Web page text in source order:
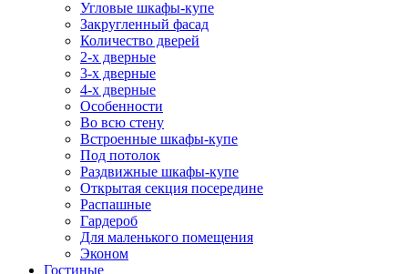
Угловые шкафы-купе
Закругленный фасад
Количество дверей
2-х дверные
3-х дверные
4-х дверные
Особенности
Во всю стену
Встроенные шкафы-купе
Под потолок
Раздвижные шкафы-купе
Открытая секция посередине
Распашные
Гардероб
Для маленького помещения
Эконом
Гостиные